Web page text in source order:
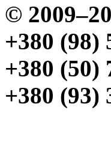
©
+380 (98)
+380 (50)
+380 (93)